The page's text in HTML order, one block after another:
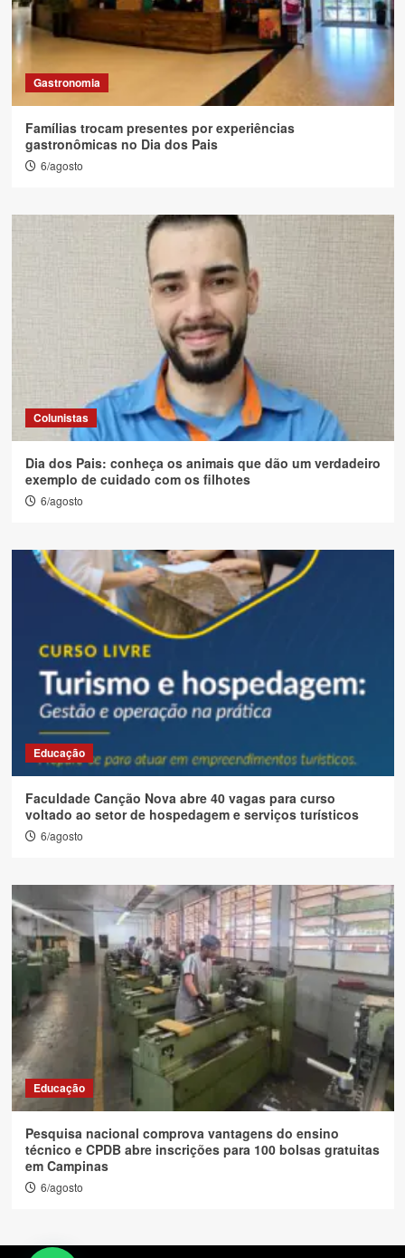
Gastronomia
Famílias trocam presentes por experiências
gastronômicas no Dia dos Pais
6/agosto
Colunistas
Dia dos Pais: conheça os animais que dão um verdadeiro
exemplo de cuidado com os filhotes
6/agosto
Educação
Faculdade Canção Nova abre 40 vagas para curso
voltado ao setor de hospedagem e serviços turísticos
6/agosto
Educação
Pesquisa nacional comprova vantagens do ensino
técnico e CPDB abre inscrições para 100 bolsas gratuitas
em Campinas
6/agosto